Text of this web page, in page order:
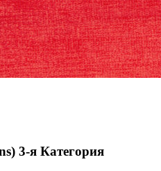
3-я Категория